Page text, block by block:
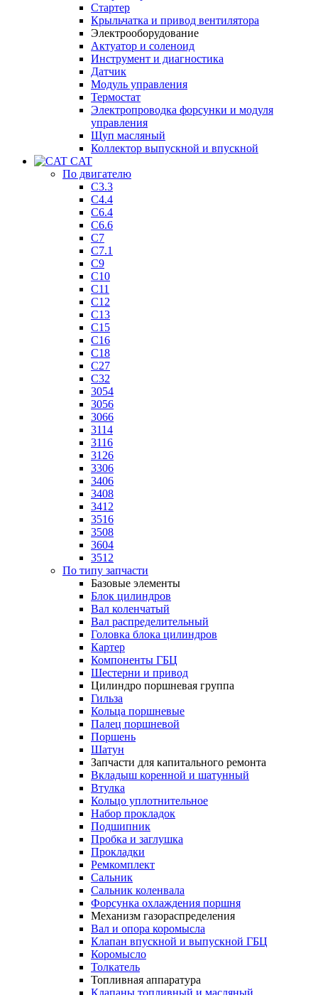
Стартер
Крыльчатка и привод вентилятора
Электрооборудование
Актуатор и соленоид
Инструмент и диагностика
Датчик
Модуль управления
Термостат
Электропроводка форсунки и модуля
управления
Щуп масляный
Коллектор выпускной и впускной
CAT
По двигателю
C3.3
C4.4
C6.4
C6.6
C7
C7.1
C9
C10
C11
C12
C13
C15
C16
C18
C27
C32
3054
3056
3066
3114
3116
3126
3306
3406
3408
3412
3516
3508
3604
3512
По типу запчасти
Базовые элементы
Блок цилиндров
Вал коленчатый
Вал распределительный
Головка блока цилиндров
Картер
Компоненты ГБЦ
Шестерни и привод
Цилиндро поршневая группа
Гильза
Кольца поршневые
Палец поршневой
Поршень
Шатун
Запчасти для капитального ремонта
Вкладыш коренной и шатунный
Втулка
Кольцо уплотнительное
Набор прокладок
Подшипник
Пробка и заглушка
Прокладки
Ремкомплект
Сальник
Сальник коленвала
Форсунка охлаждения поршня
Механизм газораспределения
Вал и опора коромысла
Клапан впускной и выпускной ГБЦ
Коромысло
Толкатель
Топливная аппаратура
Клапаны топливный и масляный